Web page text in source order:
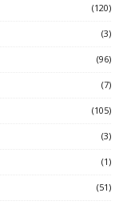
(120)
(3)
(96)
(7)
(105)
(3)
(1)
(51)